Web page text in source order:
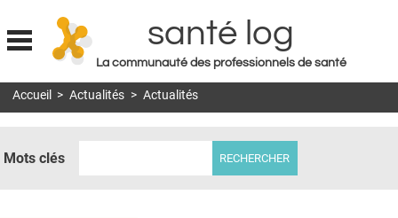
Jump to navigation
santé log
La communauté des professionnels de santé
MON COMPTE
Accueil > Actualités > Actualités
Mots clés